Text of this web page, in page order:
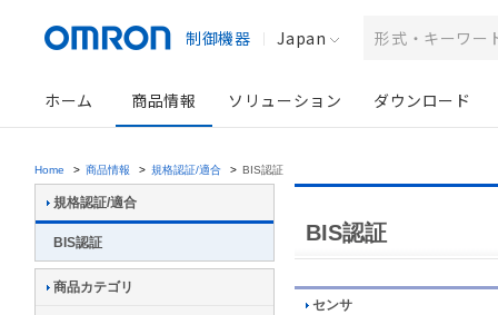
制御機器 Japan
ホーム 商品情報 ソリューション ダウンロード
Home > 商品情報 > 規格認証/適合 > BIS認証
規格認証/適合
BIS認証
商品カテゴリ
BIS認証
センサ